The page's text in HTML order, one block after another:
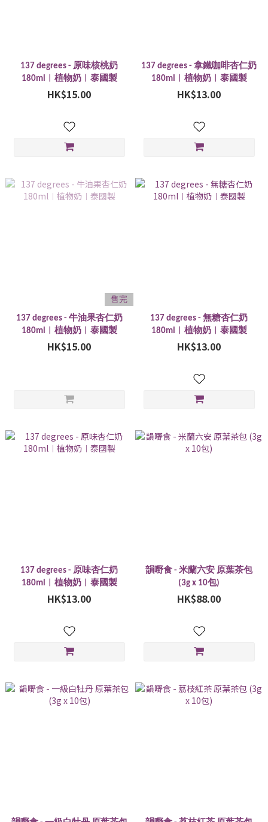
137 degrees - 原味核桃奶
180ml︱植物奶︱泰國製
HK$15.00
137 degrees - 拿鐵咖啡杏仁奶
180ml︱植物奶︱泰國製
HK$13.00
售完
137 degrees - 牛油果杏仁奶
180ml︱植物奶︱泰國製
HK$15.00
137 degrees - 無糖杏仁奶
180ml︱植物奶︱泰國製
HK$13.00
137 degrees - 原味杏仁奶
180ml︱植物奶︱泰國製
HK$13.00
韻嘢食 - 米蘭六安 原葉茶包
(3g x 10包)
HK$88.00